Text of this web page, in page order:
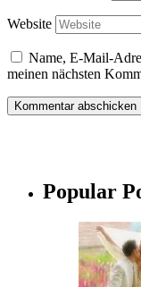
Website
Name, E-Mail-
meinen nächsten
Popular